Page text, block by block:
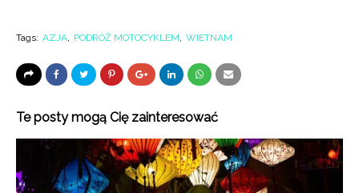
Tags: AZJA PODRÓŻ MOTOCYKLEM WIETNAM
Te posty mogą Cię zainteresować